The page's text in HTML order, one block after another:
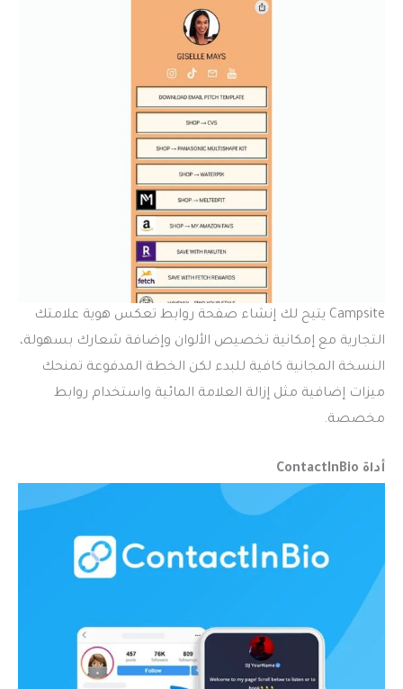
Campsite يتيح لك إنشاء صفحة روابط تعكس هوية علامتك
التجارية مع إمكانية تخصيص الألوان وإضافة شعارك بسهولة،
النسخة المجانية كافية للبدء لكن الخطة المدفوعة تمنحك
ميزات إضافية مثل إزالة العلامة المائية واستخدام روابط
مخصصة.
أداة ContactInBio